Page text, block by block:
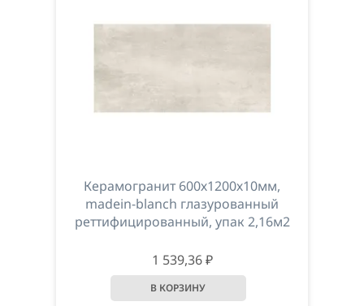
Керамогранит 600х1200х10мм,
madein-blanch глазурованный
реттифицированный, упак 2,16м2
1 539,36 ₽